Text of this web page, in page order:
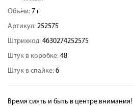
Объём: 7 г
Артикул: 252575
Штрихкод: 4630274252575
Штук в коробке: 48
Штук в спайке: 6
Время сиять и быть в центре внимания!